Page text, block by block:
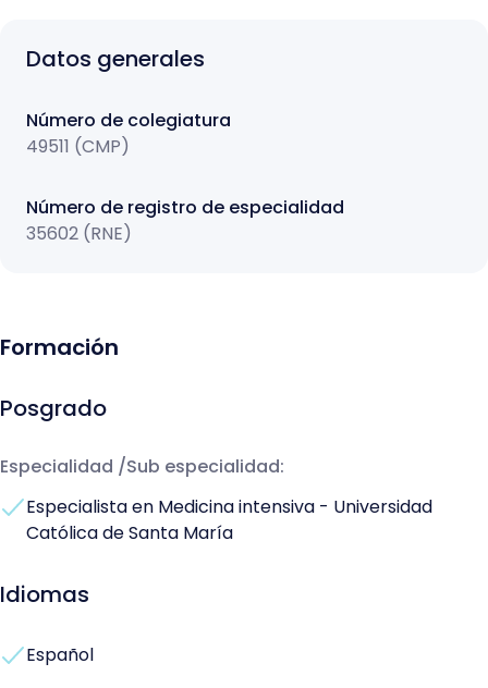
Datos generales
Número de colegiatura
49511 (CMP)
Número de registro de especialidad
35602 (RNE)
Formación
Posgrado
Especialidad /Sub especialidad:
Especialista en Medicina intensiva - Universidad
Católica de Santa María
Idiomas
Español